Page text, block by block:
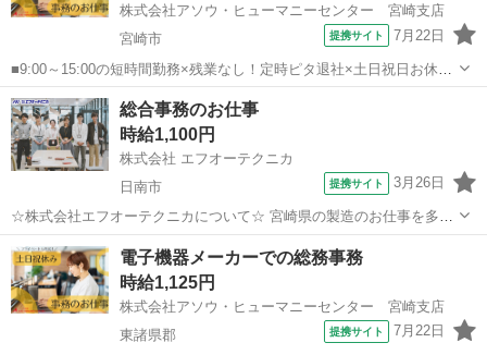
株式会社アソウ・ヒューマニーセンター 宮崎支店
宮崎市
提携サイト 7月22日
■9:00～15:00の短時間勤務×残業なし！定時ピタ退社×土日祝日お休み
でプライベートとの両立もバッチリ◎■宮崎駅から徒歩10分とアクセス
良好！■事務経験を活かせるコツコツ事務！質問や相談もしやすい安心
の環境です♪ 【お...
宮崎 宮崎市 一般事務
総合事務のお仕事
時給1,100円
株式会社 エフオーテクニカ
日南市
提携サイト 3月26日
☆株式会社エフオーテクニカについて☆ 宮崎県の製造のお仕事を多数
取り扱っています♪ 半導体に関するのお仕事で幅広い実績があり、 未
経験でも始められる充実したOJT教育もございます！ 【既に「エフオ
ーテクニカ」でご登録がある...
宮崎 日南市 一般事務
電子機器メーカーでの総務事務
時給1,125円
株式会社アソウ・ヒューマニーセンター 宮崎支店
東諸県郡
提携サイト 7月22日